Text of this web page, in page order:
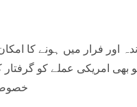
اور فرار میں ہونے کا امکان
بھی امریکی عملے کو